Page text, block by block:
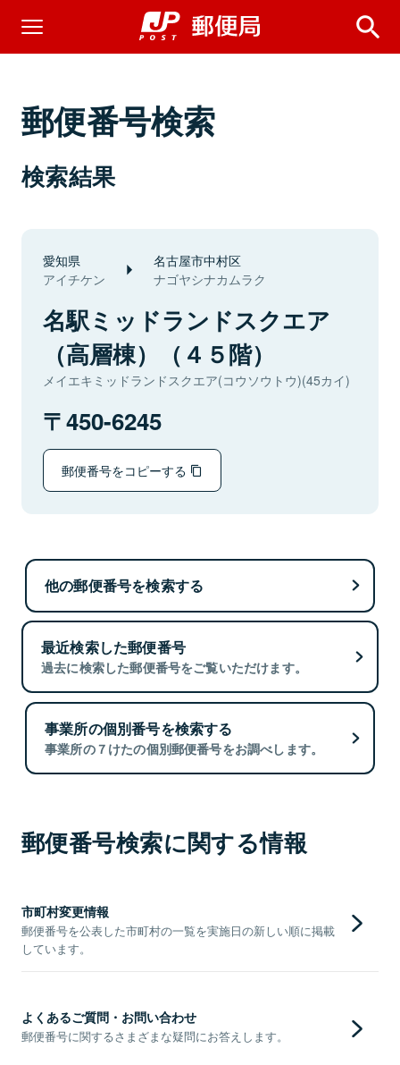
郵便番号検索
検索結果
愛知県
アイチケン
名古屋市中村区
ナゴヤシナカムラク
名駅ミッドランドスクエア
（高層棟）（４５階）
メイエキミッドランドスクエア(コウソウトウ)(45カイ)
450-6245
郵便番号をコピーする
他の郵便番号を検索する
最近検索した郵便番号
過去に検索した郵便番号をご覧いただけます。
事業所の個別番号を検索する
事業所の７けたの個別郵便番号をお調べします。
郵便番号検索に関する情報
市町村変更情報
郵便番号を公表した市町村の一覧を実施日の新しい順に掲載
しています。
よくあるご質問・お問い合わせ
郵便番号に関するさまざまな疑問にお答えします。